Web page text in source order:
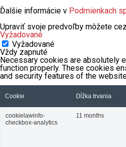
Ďalšie informácie v Podmienkach
Upraviť svoje predvoľby môžete
Vyžadované
Vyžadované
Vždy zapnuté
Necessary cookies are absolutely
function properly. These cookies
and security features of the
Cookie Dĺžka trvania
cookielawinfo-
checkbox-analytics
11 months